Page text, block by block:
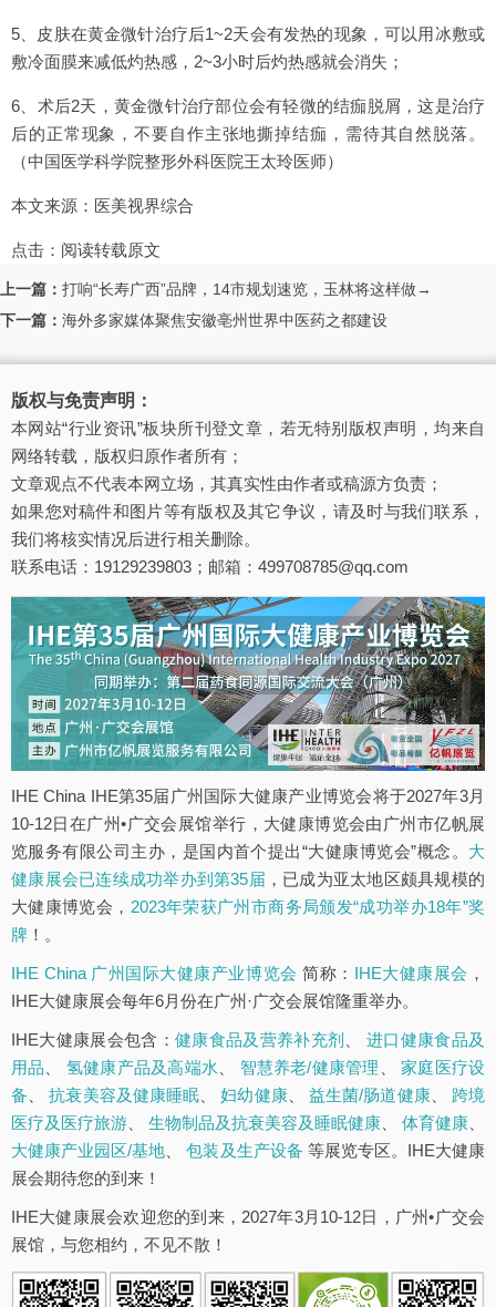
5、皮肤在黄金微针治疗后1~2天会有发热的现象，可以用冰敷或
敷冷面膜来减低灼热感，2~3小时后灼热感就会消失；
6、术后2天，黄金微针治疗部位会有轻微的结痂脱屑，这是治疗
后的正常现象，不要自作主张地撕掉结痂，需待其自然脱落。
（中国医学科学院整形外科医院王太玲医师）
本文来源：医美视界综合
点击： 阅读转载原文
上一篇： 打响“长寿广西”品牌，14市规划速览，玉林将这样做→
下一篇： 海外多家媒体聚焦安徽亳州世界中医药之都建设
版权与免责声明：
本网站“行业资讯”板块所刊登文章，若无特别版权声明，均来自
网络转载，版权归原作者所有；
文章观点不代表本网立场，其真实性由作者或稿源方负责；
如果您对稿件和图片等有版权及其它争议，请及时与我们联系，
我们将核实情况后进行相关删除。
联系电话：19129239803；邮箱：499708785@qq.com
IHE China IHE第35届广州国际大健康产业博览会将于2027年3月
10-12日在广州•广交会展馆举行，大健康博览会由广州市亿帆展
览服务有限公司主办，是国内首个提出“大健康博览会”概念。 大
健康展会已连续成功举办到第35届 ，已成为亚太地区颇具规模的
大健康博览会， 2023年荣获广州市商务局颁发“成功举办18年”奖
牌 ！。
IHE China 广州国际大健康产业博览会 简称： IHE大健康展会 ，
IHE大健康展会每年6月份在广州·广交会展馆隆重举办。
IHE大健康展会包含： 健康食品及营养补充剂 、进口健康食品及
用品
氢健康产品及高端水 智慧养老/健康管理 、家庭医疗设
备 、抗衰美容及健康睡眠 、妇幼健康、 益生菌/肠道健康、 跨境
医疗及医疗旅游
生物制品及抗衰美容及睡眠健康 体育健康
大健康产业园区/基地 、包装及生产设备 等展览专区。IHE大健康
展会期待您的到来！
IHE大健康展会欢迎您的到来，2027年3月10-12日，广州•广交会
展馆，与您相约，不见不散！